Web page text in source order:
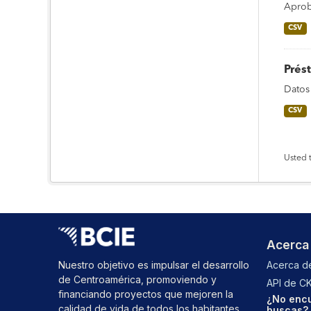
CSV
CSV
Usted
Nuestro objetivo es impulsar el desarrollo
de Centroamérica, promoviendo y
financiando proyectos que mejoren la
calidad de vida de todos los habitantes
Acerca
Acerca
API de
¿No